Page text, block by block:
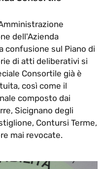
dell'Azienda
confusione sul Piano di
di atti deliberativi si
Consortile già è
così come il
composto dai
Sicignano degli
Contursi Terme,
mai revocate.